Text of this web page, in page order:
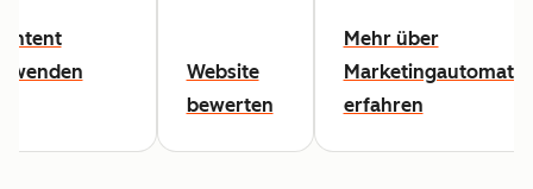
Website
bewerten
Mehr über
erfahren